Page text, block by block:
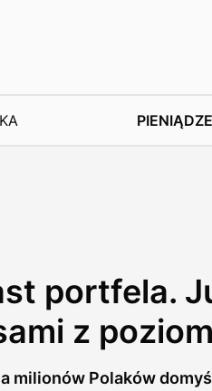
PIENIĄDZE
portfela.
z
milionów Polaków